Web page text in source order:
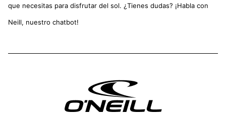
que necesitas para disfrutar del sol. ¿Tienes dudas? ¡Habla con
Neill, nuestro chatbot!